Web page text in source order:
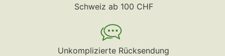
Schweiz ab 100 CHF
Unkomplizierte Rücksendung